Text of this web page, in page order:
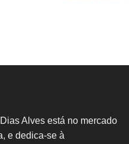
Alves está no mercado
e dedica-se à